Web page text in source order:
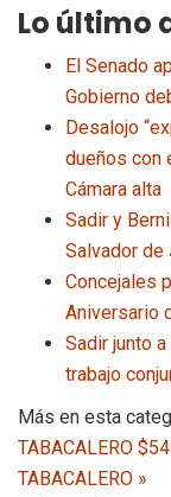
Lo último
El Senado
Gobierno
Desalojo
dueños con
Cámara alta
Sadir y
Salvador de
Concejales
Aniversario
Sadir junto
trabajo
Más en esta
TABACALERO
TABACALERO »